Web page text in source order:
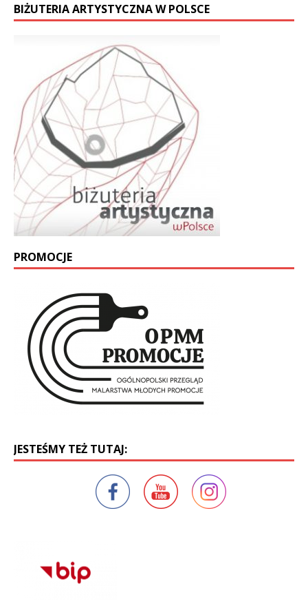
BIŻUTERIA ARTYSTYCZNA W POLSCE
PROMOCJE
JESTEŚMY TEŻ TUTAJ: